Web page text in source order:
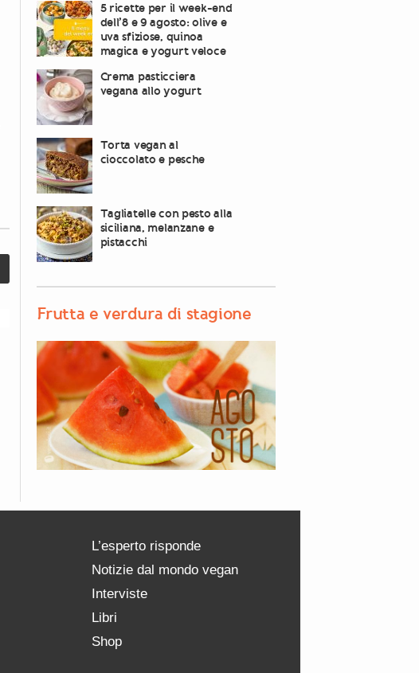
5 ricette per il week-end
dell’8 e 9 agosto: olive e
uva sfiziose, quinoa
magica e yogurt veloce
Crema pasticciera
vegana allo yogurt
Torta vegan al
cioccolato e pesche
Tagliatelle con pesto alla
siciliana, melanzane e
pistacchi
Frutta e verdura di stagione
L’esperto risponde
Notizie dal mondo vegan
Interviste
Libri
Shop